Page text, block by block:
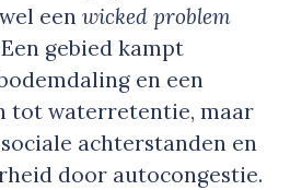
een wicked problem
Een gebied kampt
en een
tot waterretentie, maar
achterstanden en
door autocongestie.